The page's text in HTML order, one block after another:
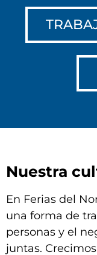
Nuestra
En Ferias del
una forma de
personas y el
juntas.